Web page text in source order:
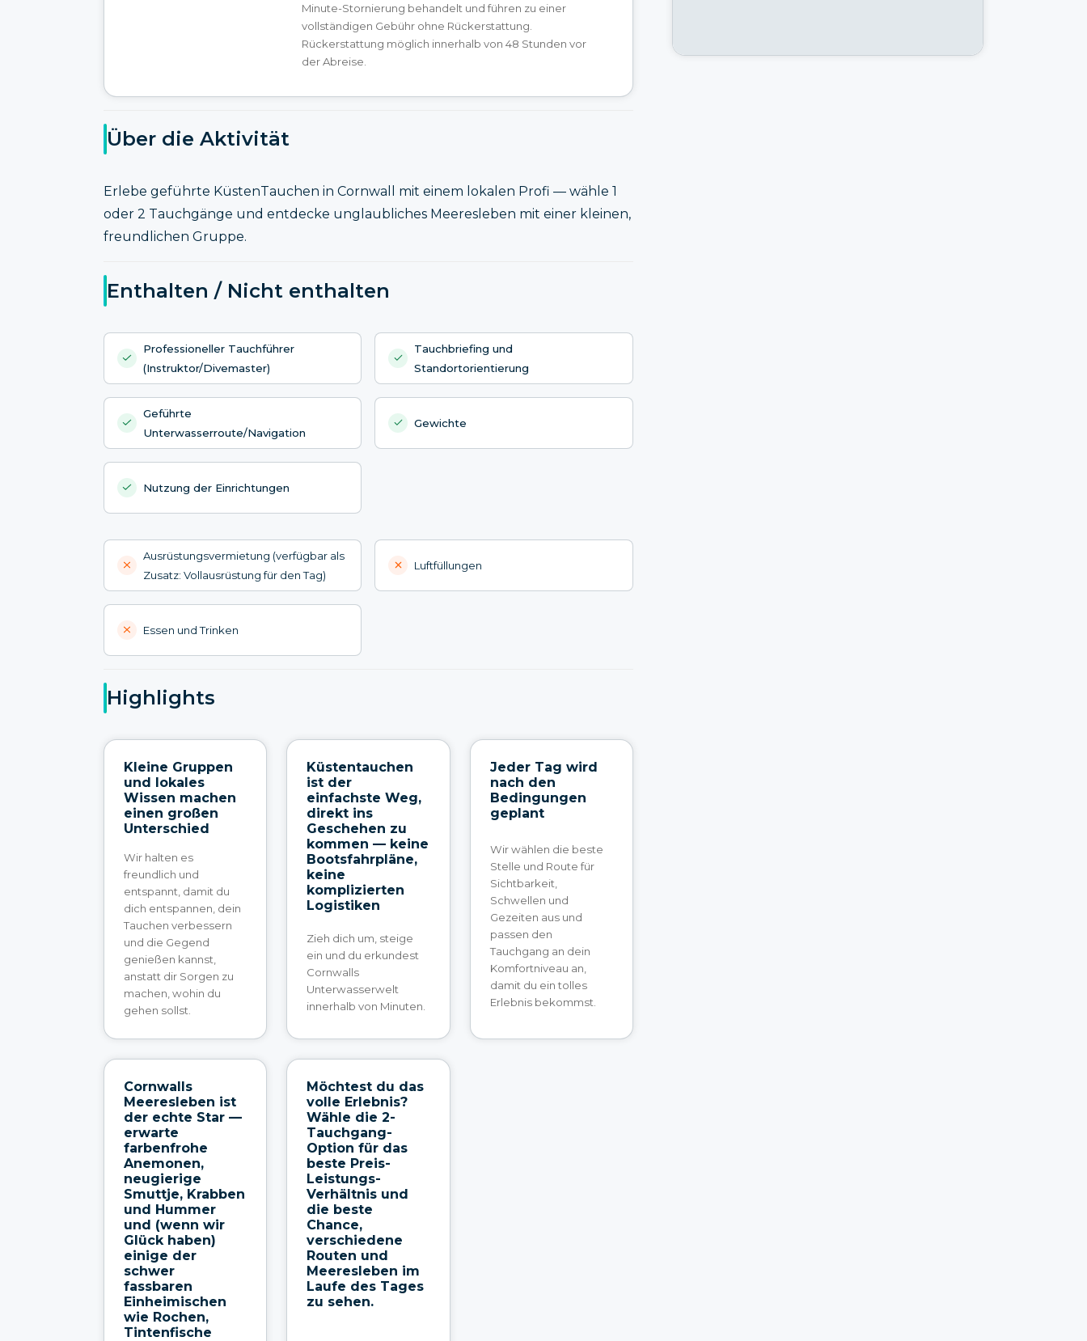
Minute-Stornierung behandelt und führen zu einer
vollständigen Gebühr ohne Rückerstattung.
Rückerstattung möglich innerhalb von 48 Stunden vor
der Abreise.
Über die Aktivität
Erlebe geführte KüstenTauchen in Cornwall mit einem lokalen Profi — wähle 1
oder 2 Tauchgänge und entdecke unglaubliches Meeresleben mit einer kleinen,
freundlichen Gruppe.
Enthalten / Nicht enthalten
Professioneller Tauchführer
(Instruktor/Divemaster)
Tauchbriefing und
Standortorientierung
Geführte
Unterwasserroute/Navigation
Gewichte
Nutzung der Einrichtungen
Ausrüstungsvermietung (verfügbar als
Zusatz: Vollausrüstung für den Tag)
Luftfüllungen
Essen und Trinken
Highlights
Kleine Gruppen
und lokales
Wissen machen
einen großen
Unterschied
Wir halten es
freundlich und
entspannt, damit du
dich entspannen, dein
Tauchen verbessern
und die Gegend
genießen kannst,
anstatt dir Sorgen zu
machen, wohin du
gehen sollst.
Küstentauchen
ist der
einfachste Weg,
direkt ins
Geschehen zu
kommen — keine
Bootsfahrpläne,
keine
komplizierten
Logistiken
Zieh dich um, steige
ein und du erkundest
Cornwalls
Unterwasserwelt
innerhalb von Minuten.
Jeder Tag wird
nach den
Bedingungen
geplant
Wir wählen die beste
Stelle und Route für
Sichtbarkeit,
Schwellen und
Gezeiten aus und
passen den
Tauchgang an dein
Komfortniveau an,
damit du ein tolles
Erlebnis bekommst.
Cornwalls
Meeresleben ist
der echte Star —
erwarte
farbenfrohe
Anemonen,
neugierige
Smuttje, Krabben
und Hummer
und (wenn wir
Glück haben)
einige der
schwer
fassbaren
Einheimischen
wie Rochen,
Tintenfische
Möchtest du das
volle Erlebnis?
Wähle die 2-
Tauchgang-
Option für das
beste Preis-
Leistungs-
Verhältnis und
die beste
Chance,
verschiedene
Routen und
Meeresleben im
Laufe des Tages
zu sehen.